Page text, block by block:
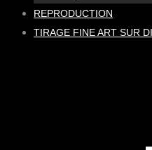
REPRODUCTION
TIRAGE FINE ART SUR